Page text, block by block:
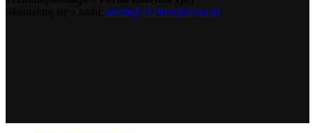
alarm@112malopolska.pl